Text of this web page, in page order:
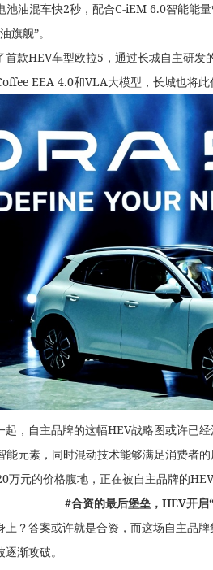
池油混车快2秒，配合C-iEM 6.0智能能
旗舰”。
首款HEV车型欧拉5，通过长城自主研
EEA 4.0和VLA大模型，长城也将
起，自主品牌的这幅HEV战略图或许已
能元素，同时混动技术能够满足消费者
万元的价格腹地，正在被自主品牌的
#合资的最后堡垒，HEV开启
上？答案或许就是合资，而这场自主品
渐攻破。